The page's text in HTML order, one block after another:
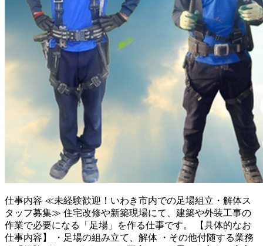
仕事内容 ≪未経験歓迎！いわき市内での足場組立・解体ス
タッフ募集≫ 住宅改修や新築現場にて、建築や外装工事の
作業で必要になる「足場」を作る仕事です。 【具体的なお
仕事内容】 ・足場の組み立て、解体 ・その他付随する業務